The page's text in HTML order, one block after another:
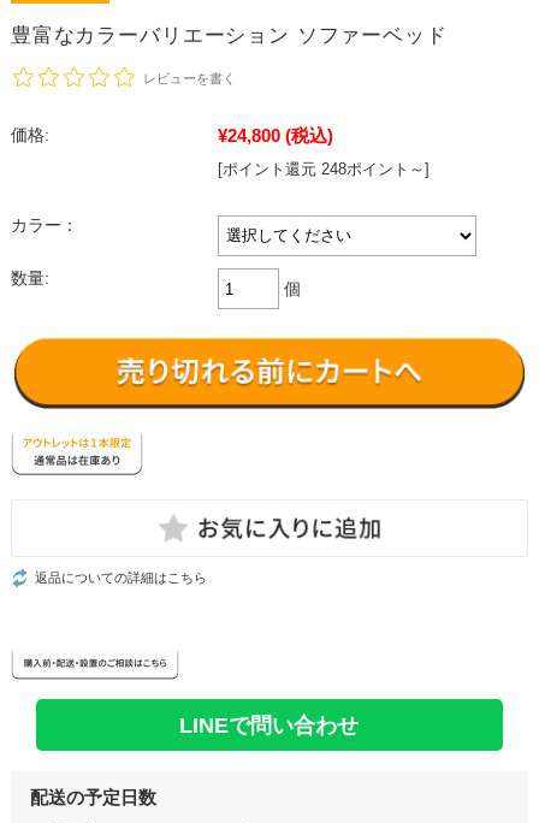
豊富なカラーバリエーション ソファーベッド
レビューを書く
価格: ¥24,800 (税込)
[ポイント還元 248ポイント～]
カラー：
数量:
個
返品についての詳細はこちら
LINEで問い合わせ
配送の予定日数